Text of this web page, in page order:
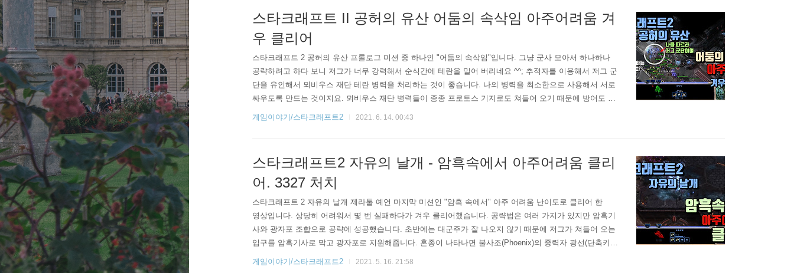
스타크래프트 II 공허의 유산 어둠의 속삭임 아주어려움 겨
우 클리어
스타크래프트 2 공허의 유산 프롤로그 미션 중 하나인 "어둠의 속삭임"입니다. 그냥 군사 모아서 하나하나
공략하려고 하다 보니 저그가 너무 강력해서 순식간에 테란을 밀어 버리네요 ^^; 추적자를 이용해서 저그 군
단을 유인해서 뫼비우스 재단 테란 병력을 처리하는 것이 좋습니다. 나의 병력을 최소한으로 사용해서 서로
싸우도록 만드는 것이지요. 뫼비우스 재단 병력들이 종종 프로토스 기지로도 쳐들어 오기 때문에 방어도 해
주어야 합니다. 그리고 거신을 계속 뽑아줍니다. 불멸자들도 적당히 섞어주면 좋습니다. 거신을 많이 만들면
게임이야기/스타크래프트2 2021. 6. 14. 00:43
스타크래프트2 자유의 날개 - 암흑속에서 아주어려움 클리
어. 3327 처치
스타크래프트 2 자유의 날개 제라툴 예언 마지막 미션인 "암흑 속에서" 아주 어려움 난이도로 클리어 한
영상입니다. 상당히 어려워서 몇 번 실패하다가 겨우 클리어했습니다. 공략법은 여러 가지가 있지만 암흑기
사와 광자포 조합으로 공략에 성공했습니다. 초반에는 대군주가 잘 나오지 않기 때문에 저그가 쳐들어 오는
입구를 암흑기사로 막고 광자포로 지원해줍니다. 혼종이 나타나면 불사조(Phoenix)의 중력자 광선(단축키
G)을 이용해서 공중으로 띄워서 처리합니다. 공허 포격기(Void Ray)가 나오기 시작하면 공허 포격기를 추가
게임이야기/스타크래프트2 2021. 5. 16. 21:58